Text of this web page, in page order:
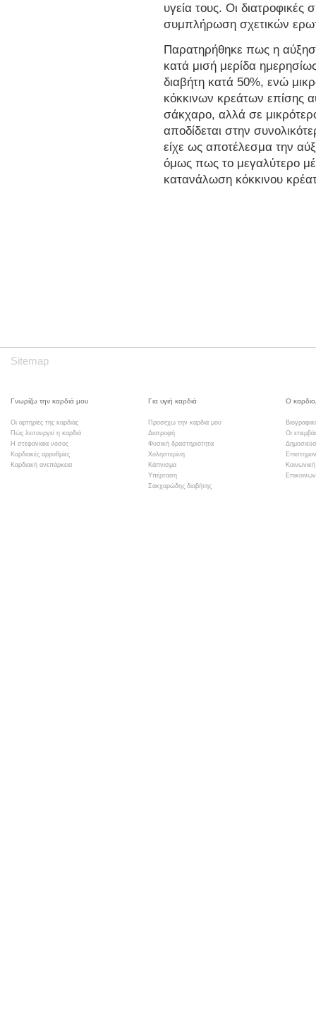
υγεία τους. Οι διατροφικές
συμπλήρωση σχετικών
Παρατηρήθηκε πως η
κατά μισή μερίδα
διαβήτη κατά 50%, ενώ
κόκκινων κρεάτων επίσης
σάκχαρο, αλλά σε
αποδίδεται στην
είχε ως αποτέλεσμα την
όμως πως το μεγαλύτερο
κατανάλωση κόκκινου
Sitemap
Γνωρίζω την καρδιά μου
Οι αρτηρίες της καρδιάς
Πώς λειτουργεί η καρδιά
Η στεφανιαία νόσος
Καρδιακές αρρυθμίες
Καρδιακή ανεπάρκεια
Για υγιή καρδιά
Προσέχω την καρδιά μου
Διατροφή
Φυσική δραστηριότητα
Χοληστερίνη
Κάπνισμα
Υπέρταση
Σακχαρώδης διαβήτης
Ο
Οι